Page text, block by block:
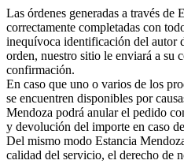
Las órdenes generadas a través de
correctamente completadas con
inequívoca identificación del autor
orden, nuestro sitio le enviará a su
confirmación.
En caso que uno o varios de los
se encuentren disponibles por
Mendoza podrá anular el pedido
y devolución del importe en caso
Del mismo modo Estancia
calidad del servicio, el derecho de